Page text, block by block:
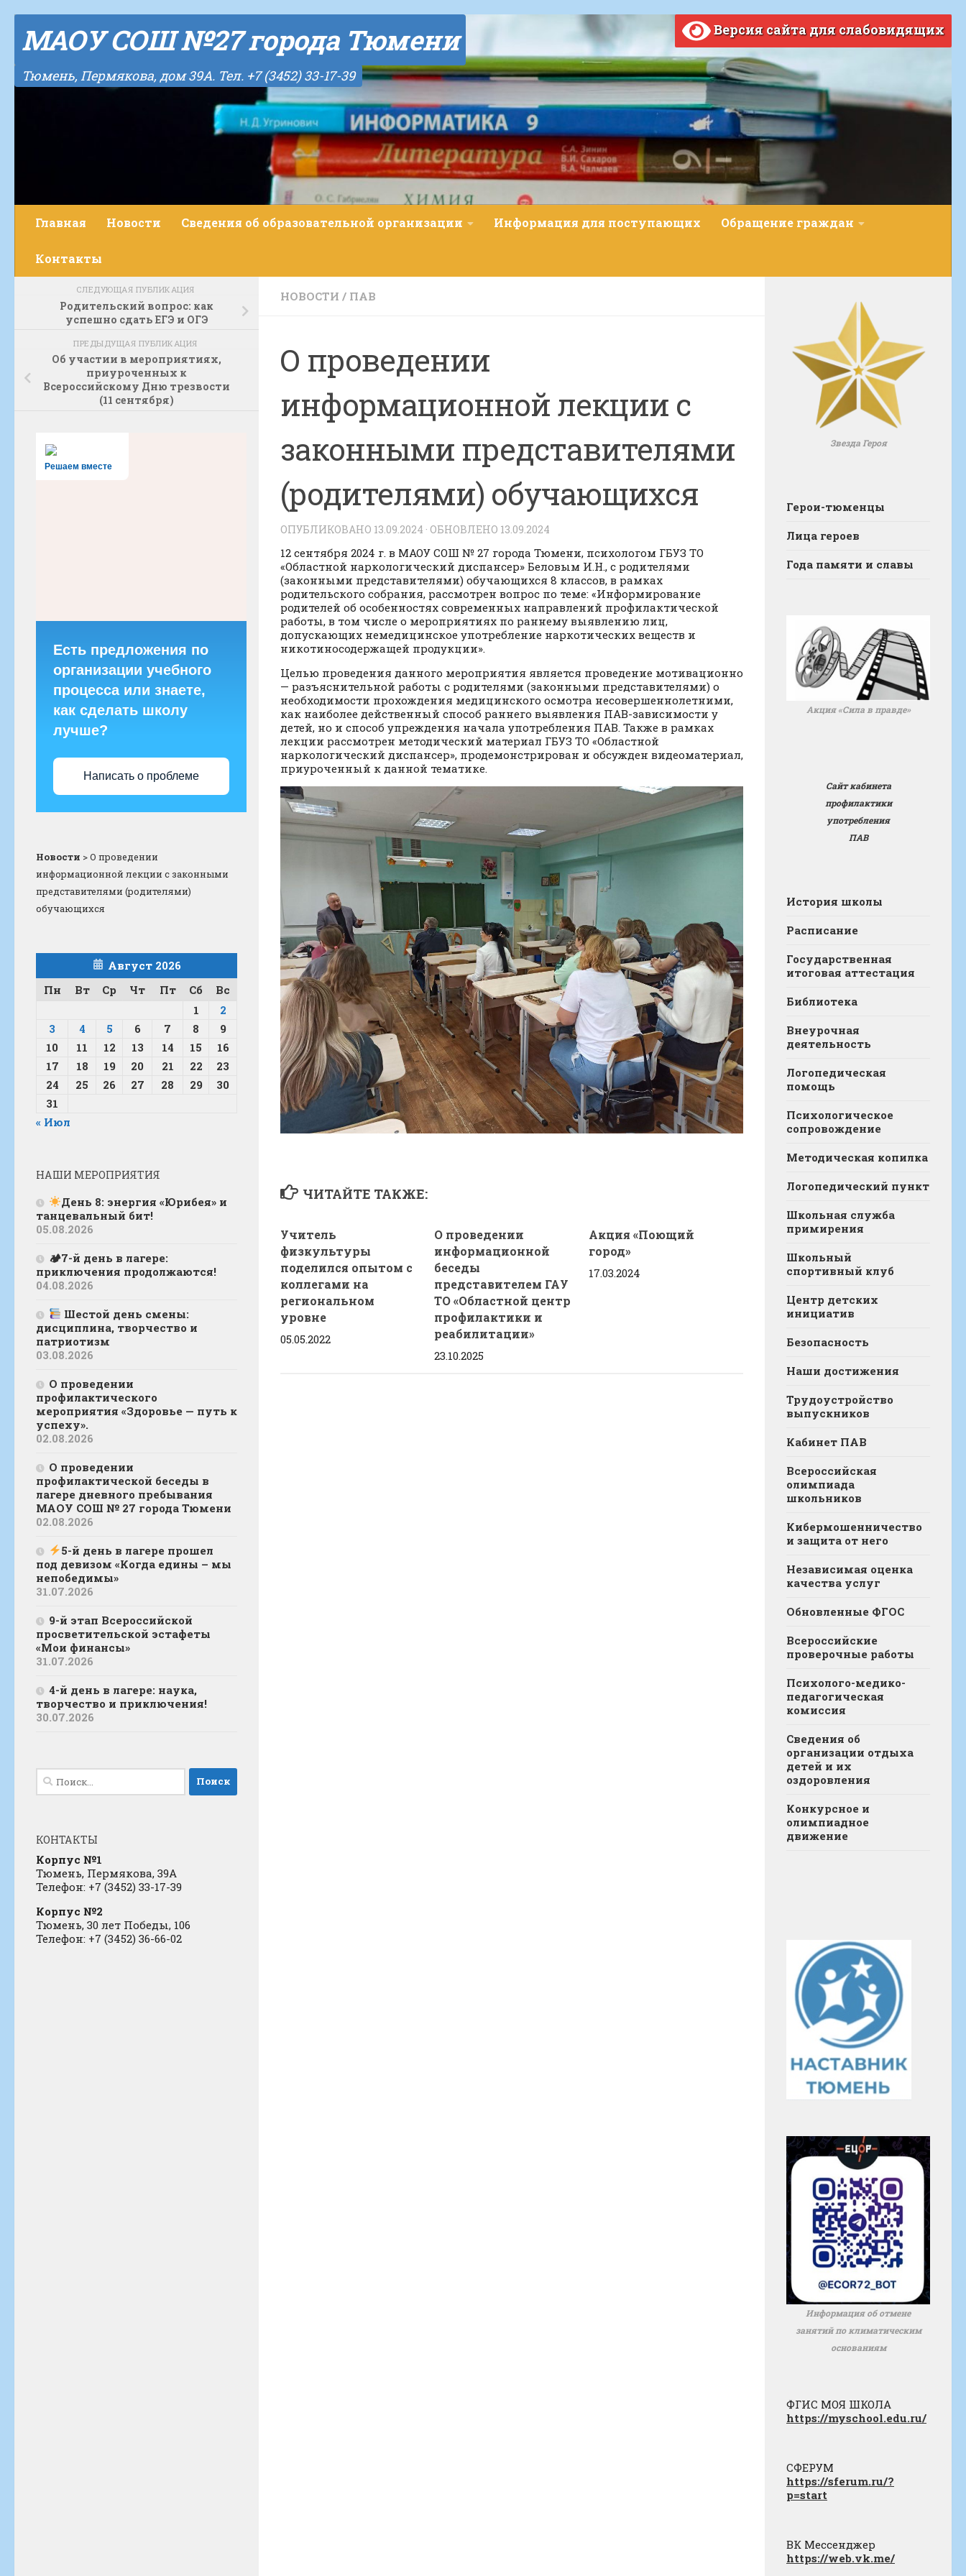
МАОУ СОШ №27 города Тюмени
Тюмень, Пермякова, дом 39А. Тел. +7 (3452) 33-17-39
Версия сайта для слабовидящих
Главная Новости Сведения об образовательной организации Информация для поступающих Обращение граждан
Контакты
НОВОСТИ / ПАВ
О проведении
информационной лекции с
законными представителями
(родителями) обучающихся
ОПУБЛИКОВАНО 13.09.2024 · ОБНОВЛЕНО 13.09.2024
12 сентября 2024 г. в МАОУ СОШ № 27 города Тюмени, психологом ГБУЗ ТО
«Областной наркологический диспансер» Беловым И.Н., с родителями
(законными представителями) обучающихся 8 классов, в рамках
родительского собрания, рассмотрен вопрос по теме: «Информирование
родителей об особенностях современных направлений профилактической
работы, в том числе о мероприятиях по раннему выявлению лиц,
допускающих немедицинское употребление наркотических веществ и
никотиносодержащей продукции».
Целью проведения данного мероприятия является проведение мотивационно
— разъяснительной работы с родителями (законными представителями) о
необходимости прохождения медицинского осмотра несовершеннолетними,
как наиболее действенный способ раннего выявления ПАВ-зависимости у
детей, но и способ упреждения начала употребления ПАВ. Также в рамках
лекции рассмотрен методический материал ГБУЗ ТО «Областной
наркологический диспансер», продемонстрирован и обсужден видеоматериал,
приуроченный к данной тематике.
ЧИТАЙТЕ ТАКЖЕ:
Учитель
физкультуры
поделился опытом с
коллегами на
региональном
уровне
05.05.2022
О проведении
информационной
беседы
представителем ГАУ
ТО «Областной центр
профилактики и
реабилитации»
23.10.2025
Акция «Поющий
город»
17.03.2024
СЛЕДУЮЩАЯ ПУБЛИКАЦИЯ
Родительский вопрос: как
успешно сдать ЕГЭ и ОГЭ
ПРЕДЫДУЩАЯ ПУБЛИКАЦИЯ
Об участии в мероприятиях,
приуроченных к
Всероссийскому Дню трезвости
(11 сентября)
Решаем вместе
Есть предложения по
организации учебного
процесса или знаете,
как сделать школу
лучше?
Написать о проблеме
Новости >О проведении
информационной лекции с законными
представителями (родителями)
обучающихся
Август 2026
Пн
Вт Ср Чт Пт Сб
Вс
1
2
3
4 5 6 7 8
9
10
11 12 13 14 15
16
17
18 19 20 21 22
23
24
25 26 27 28 29
30
31
« Июл
НАШИ МЕРОПРИЯТИЯ
День 8: энергия «Юрибея» и
танцевальный бит!
05.08.2026
🏕7-й день в лагере:
приключения продолжаются!
04.08.2026
Шестой день смены:
дисциплина, творчество и
патриотизм
03.08.2026
О проведении
профилактического
мероприятия «Здоровье — путь к
успеху».
02.08.2026
О проведении
профилактической беседы в
лагере дневного пребывания
МАОУ СОШ № 27 города Тюмени
02.08.2026
5-й день в лагере прошел
под девизом «Когда едины – мы
непобедимы»
31.07.2026
9-й этап Всероссийской
просветительской эстафеты
«Мои финансы»
31.07.2026
4-й день в лагере: наука,
творчество и приключения!
30.07.2026
Найти:
КОНТАКТЫ
Корпус №1
Тюмень, Пермякова, 39А
Телефон: +7 (3452) 33-17-39
Корпус №2
Тюмень, 30 лет Победы, 106
Телефон: +7 (3452) 36-66-02
Звезда Героя
Герои-тюменцы
Лица героев
Года памяти и славы
Акция «Сила в правде»
Сайт кабинета
профилактики
употребления
ПАВ
История школы
Расписание
Государственная
итоговая аттестация
Библиотека
Внеурочная
деятельность
Логопедическая
помощь
Психологическое
сопровождение
Методическая копилка
Логопедический пункт
Школьная служба
примирения
Школьный
спортивный клуб
Центр детских
инициатив
Безопасность
Наши достижения
Трудоустройство
выпускников
Кабинет ПАВ
Всероссийская
олимпиада
школьников
Кибермошенничество
и защита от него
Независимая оценка
качества услуг
Обновленные ФГОС
Всероссийские
проверочные работы
Психолого-медико-
педагогическая
комиссия
Сведения об
организации отдыха
детей и их
оздоровления
Конкурсное и
олимпиадное
движение
Информация об отмене
занятий по климатическим
основаниям
ФГИС МОЯ ШКОЛА
https://myschool.edu.ru/
СФЕРУМ
https://sferum.ru/?
p=start
ВК Мессенджер
https://web.vk.me/